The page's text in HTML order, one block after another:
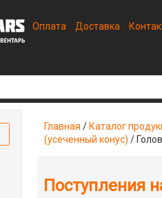
Оплата Доставка
Главная / Каталог
(усеченный конус) /
Поступления